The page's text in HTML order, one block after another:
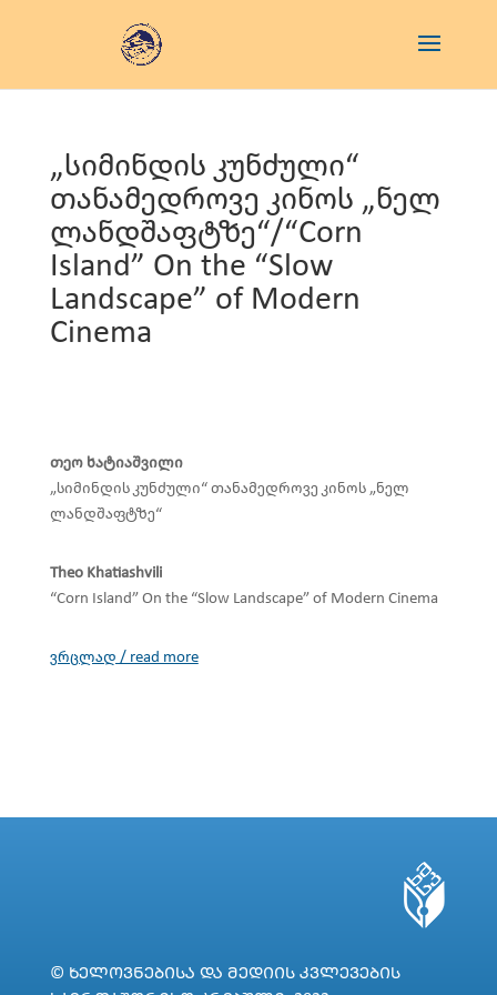
„სიმინდის კუნძული“
თანამედროვე კინოს „ნელ
ლანდშაფტზე“/“Corn
Island” On the “Slow
Landscape” of Modern
Cinema
თეო ხატიაშვილი
„სიმინდის კუნძული“ თანამედროვე კინოს „ნელ
ლანდშაფტზე“
Theo Khatiashvili
“Corn Island” On the “Slow Landscape” of Modern Cinema
ვრცლად / read more
© ᲮᲔᲚᲝᲕᲜᲔᲑᲘᲡᲐ ᲓᲐ ᲛᲔᲓᲘᲘᲡ ᲙᲕᲚᲔᲕᲔᲑᲘᲡ